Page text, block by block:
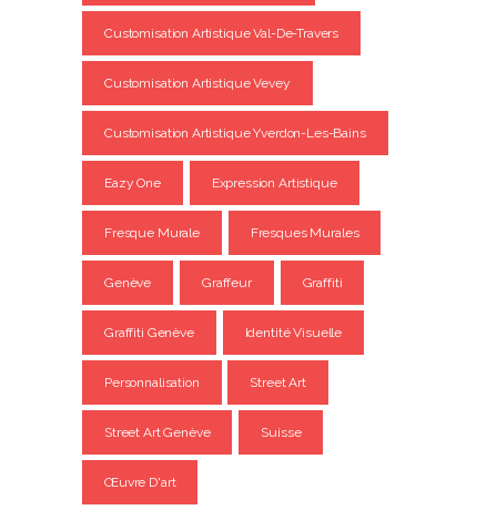
Customisation Artistique Val-De-Travers
Customisation Artistique Vevey
Customisation Artistique Yverdon-Les-Bains
Eazy One Expression Artistique
Fresque Murale Fresques Murales
Genève Graffeur Graffiti
Graffiti Genève Identité Visuelle
Personnalisation Street Art
Street Art Genève Suisse
Œuvre D'art